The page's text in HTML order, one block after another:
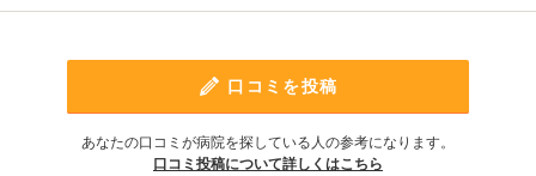
口コミを投稿
あなたの口コミが病院を探している人の参考になります。
口コミ投稿について詳しくはこちら